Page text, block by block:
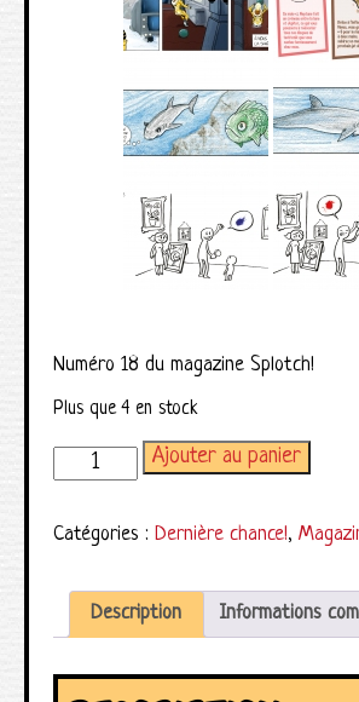
Numéro 18 du magazine Splotch!
Plus que 4 en stock
quantité de Magazine Splotch!
Ajouter au panier
Catégories : Dernière chance!,
Description Informations